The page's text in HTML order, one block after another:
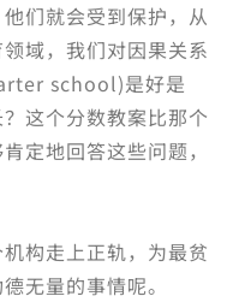
们就会受到保护，从
域，我们对因果关系
school)是好是
这个分数教案比那个
定地回答这些问题，
构走上正轨，为最贫
无量的事情呢。